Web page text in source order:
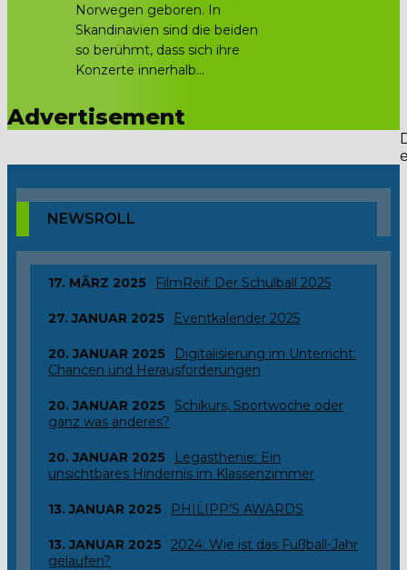
Norwegen geboren. In
Skandinavien sind die beiden
so berühmt, dass sich ihre
Konzerte innerhalb...
Advertisement
NEWSROLL
17. MÄRZ 2025 FilmReif: Der Schulball 2025
27. JANUAR 2025 Eventkalender 2025
20. JANUAR 2025
Digitalisierung im Unterricht:
Chancen und Herausforderungen
20. JANUAR 2025
Schikurs, Sportwoche oder
ganz was anderes?
20. JANUAR 2025
Legasthenie: Ein
unsichtbares Hindernis im Klassenzimmer
13. JANUAR 2025 PHILIPP’S AWARDS
13. JANUAR 2025
2024: Wie ist das Fußball-Jahr
gelaufen?